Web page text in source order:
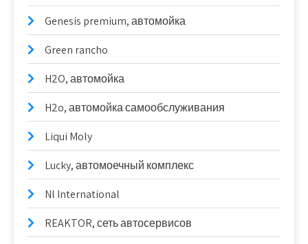
Genesis premium, автомойка
Green rancho
H2O, автомойка
H2o, автомойка самообслуживания
Liqui Moly
Lucky, автомоечный комплекс
Nl International
REAKTOR, сеть автосервисов